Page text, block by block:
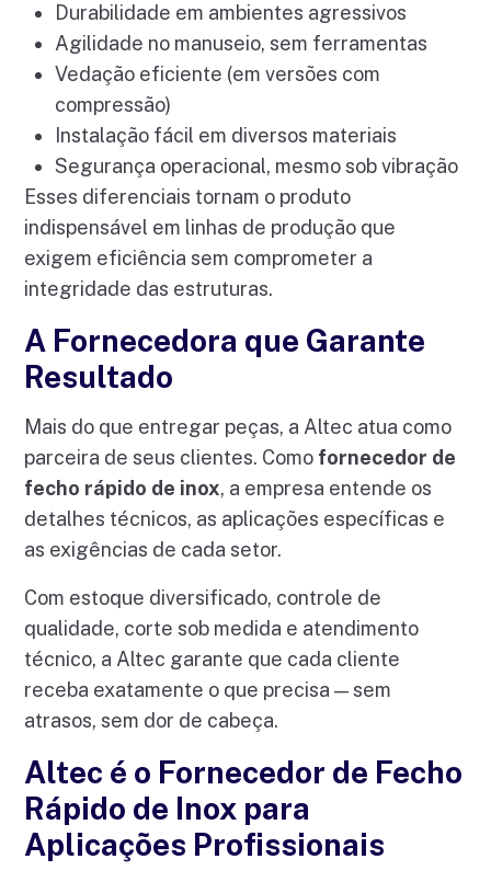
Durabilidade em ambientes agressivos
Agilidade no manuseio, sem ferramentas
Vedação eficiente (em versões com
compressão)
Instalação fácil em diversos materiais
Segurança operacional, mesmo sob vibração
Esses diferenciais tornam o produto
indispensável em linhas de produção que
exigem eficiência sem comprometer a
integridade das estruturas.
A Fornecedora que Garante
Resultado
Mais do que entregar peças, a Altec atua como
parceira de seus clientes. Como fornecedor de
fecho rápido de inox, a empresa entende os
detalhes técnicos, as aplicações específicas e
as exigências de cada setor.
Com estoque diversificado, controle de
qualidade, corte sob medida e atendimento
técnico, a Altec garante que cada cliente
receba exatamente o que precisa — sem
atrasos, sem dor de cabeça.
Altec é o Fornecedor de Fecho
Rápido de Inox para
Aplicações Profissionais